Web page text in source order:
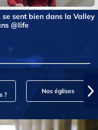
se sent bien dans la Valley
@life
?
Nos églises